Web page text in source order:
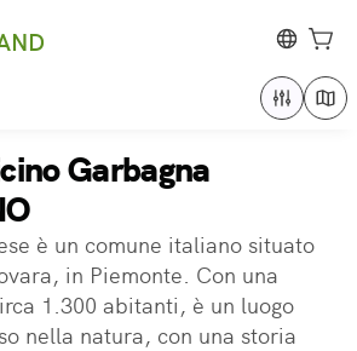
Garbagna
è un comune italiano situato
in Piemonte. Con una
1.300 abitanti, è un luogo
nella natura, con una storia